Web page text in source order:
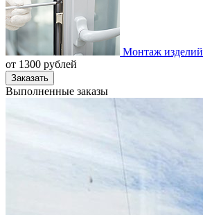
Монтаж изделий
от 1300 рублей
Заказать
Выполненные заказы